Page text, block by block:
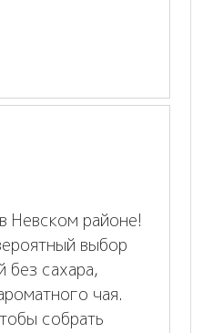
Невском районе!
выбор
без сахара,
чая.
собрать